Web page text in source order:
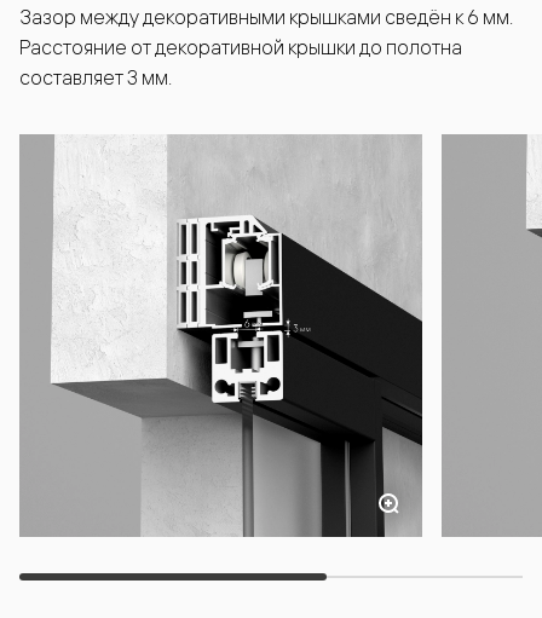
Зазор между декоративными крышками сведён к 6 мм.
Расстояние от декоративной крышки до полотна
составляет 3 мм.